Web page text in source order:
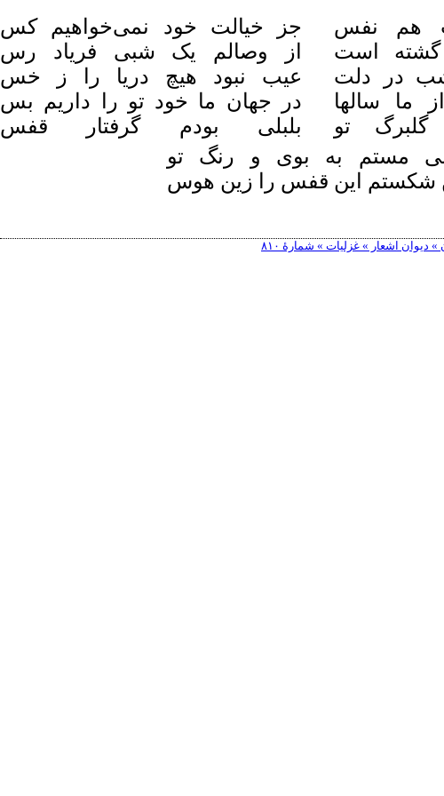
هم نفس
جز خیالت خود نمی‌خواهیم کس
گشته است
از وصالم یک شبی فریاد رس
در دلت
عیب نبود هیچ دریا را ز خس
ما سالها
در جهان ما خود تو را داریم بس
تو
بلبلی بودم گرفتار قفس
مستم به بوی و رنگ تو
شکستم این قفس را زین هوس
اشعار » غزلیات » شمارهٔ ۸۱۰